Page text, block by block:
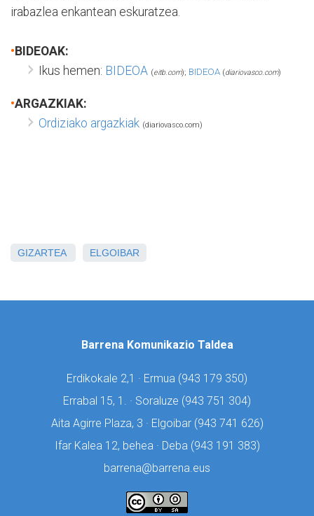
irabazlea enkantean eskuratzea.
•BIDEOAK:
Ikus hemen: BIDEOA (eitb.com); BIDEOA (diariovasco.com)
•ARGAZKIAK:
Ordiziako argazkiak (diariovasco.com)
GIZARTEA ELGOIBAR
Barrena Komunikazio Taldea
Erdikokale 2,1 · Ermua (943 179 350)
Errabal 15, 1. · Soraluze (943 751 304)
Aita Agirre Plaza, 3 · Elgoibar (943 741 626)
Ifar Kalea 12, behea · Deba (943 191 383)
barrena@barrena.eus